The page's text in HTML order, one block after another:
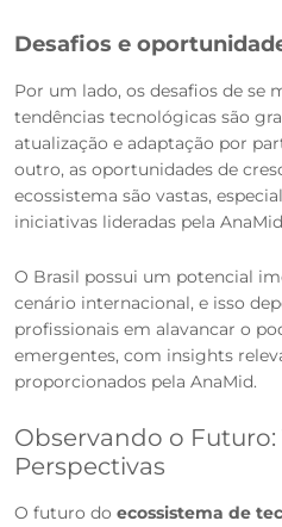
Desafios e
Por um lado, os desafios de se
tendências tecnológicas são
atualização e adaptação por
outro, as oportunidades de
ecossistema são vastas,
iniciativas lideradas pela
O Brasil possui um potencial
cenário internacional, e isso
profissionais em alavancar o
emergentes, com insights
proporcionados pela AnaMid.
Observando o Futuro:
Perspectivas
O futuro do ecossistema de